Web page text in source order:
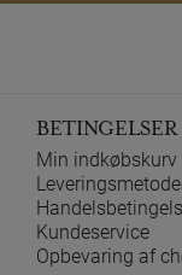
Min indkøbskurv
Kundeservice
Opbevaring af